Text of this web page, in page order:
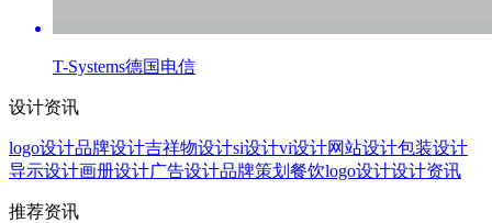
T-Systems德国电信
设计资讯
logo设计品牌设计吉祥物设计si设计vi设计网站设计包装设计
导示设计画册设计广告设计品牌策划 餐饮logo设计设计资讯
推荐资讯